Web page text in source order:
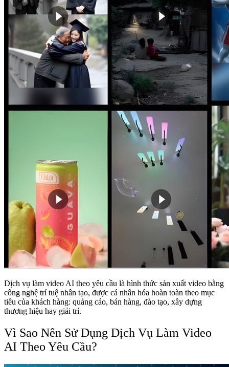
Dịch vụ làm video AI theo yêu cầu là hình thức sản xuất video bằng
công nghệ trí tuệ nhân tạo, được cá nhân hóa hoàn toàn theo mục
tiêu của khách hàng: quảng cáo, bán hàng, đào tạo, xây dựng
thương hiệu hay giải trí.
Vì Sao Nên Sử Dụng Dịch Vụ Làm Video
AI Theo Yêu Cầu?